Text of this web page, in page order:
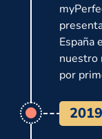
España
nuestro
por
2019